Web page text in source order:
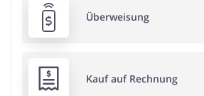
Überweisung
Kauf auf Rechnung